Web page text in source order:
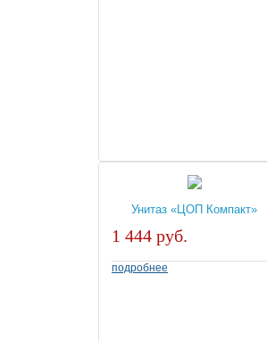
Унитаз «ЦОП Компакт»
1 444 руб.
подробнее